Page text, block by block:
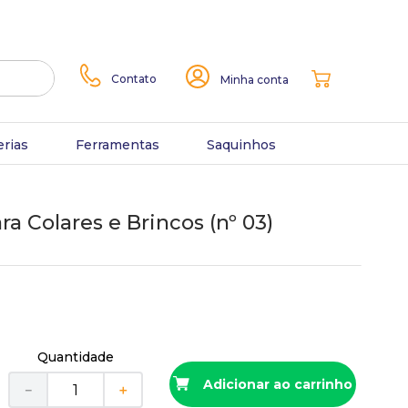
Contato Minha conta
Ferramentas Saquinhos
Colares e Brincos (nº 03)
Quantidade
＋
－ Adicionar ao carrinho